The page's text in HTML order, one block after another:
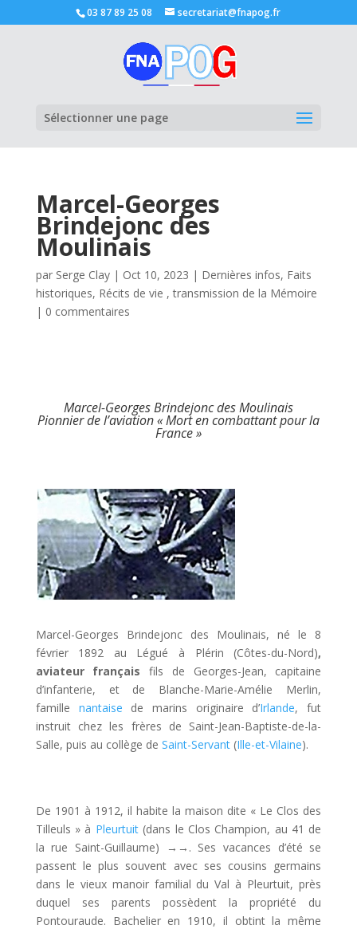
03 87 89 25 08 secretariat@fnapog.fr
Sélectionner une page
Marcel-Georges
Brindejonc des
Moulinais
par Serge Clay| Oct 10, 2023 | Dernières infos, Faits
historiques, Récits de vie , transmission de la Mémoire
| 0 commentaires
Marcel-Georges Brindejonc des Moulinais
Pionnier de l’aviation « Mort en combattant pour la
France »
Marcel-Georges Brindejonc des Moulinais, né le 8
février 1892 au Légué à Plérin (Côtes-du-Nord),
aviateur françaisfils de Georges-Jean, capitaine
d’infanterie, et de Blanche-Marie-Amélie Merlin,
famille nantaise de marins originaire d’Irlande, fut
instruit chez les frères de Saint-Jean-Baptiste-de-la-
Salle, puis au collège de Saint-Servant(Ille-et-Vilaine).
De 1901 à 1912, il habite la maison dite « Le Clos des
Tilleuls » à Pleurtuit(dans le Clos Champion, au 41 de
la rue Saint-Guillaume) →→ . Ses vacances d’été se
passent le plus souvent avec ses cousins germains
dans le vieux manoir familial du Val à Pleurtuit, près
duquel ses parents possèdent la propriété du
Pontouraude. Bachelier en 1910, il obtint la même